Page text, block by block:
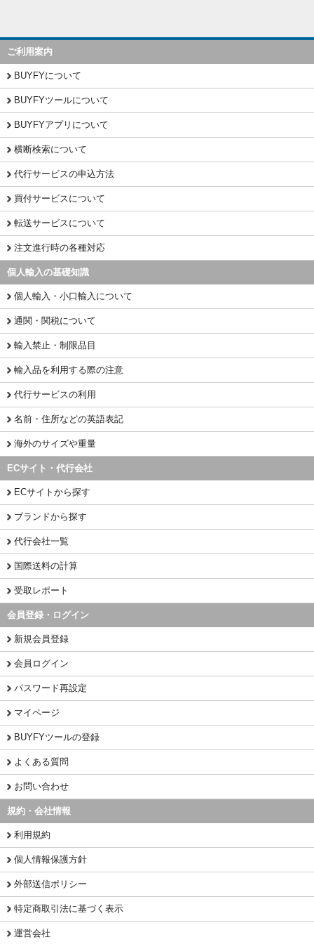
ご利用案内
BUYFYについて
BUYFYツールについて
BUYFYアプリについて
横断検索について
代行サービスの申込方法
買付サービスについて
転送サービスについて
注文進行時の各種対応
個人輸入の基礎知識
個人輸入・小口輸入について
通関・関税について
輸入禁止・制限品目
輸入品を利用する際の注意
代行サービスの利用
名前・住所などの英語表記
海外のサイズや重量
ECサイト・代行会社
ECサイトから探す
ブランドから探す
代行会社一覧
国際送料の計算
受取レポート
会員登録・ログイン
新規会員登録
会員ログイン
パスワード再設定
マイページ
BUYFYツールの登録
よくある質問
お問い合わせ
規約・会社情報
利用規約
個人情報保護方針
外部送信ポリシー
特定商取引法に基づく表示
運営会社